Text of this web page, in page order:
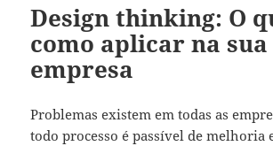
Design thinking: O
como aplicar na sua
empresa
Problemas existem em todas as
todo processo é passível de melhoria